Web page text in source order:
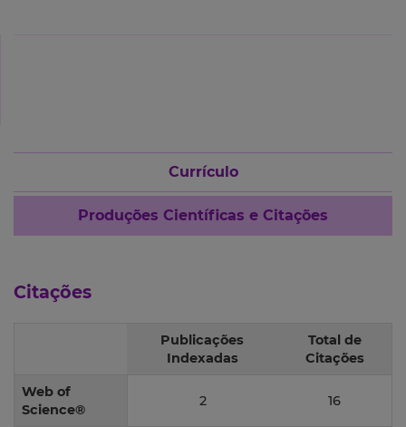
Currículo
Produções Científicas e Citações
Citações
Publicações
Indexadas
Total de
Citações
Web of
Science®
2 16